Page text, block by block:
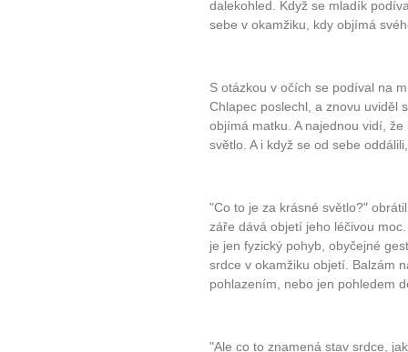
dalekohled. Když se mladík
sebe v okamžiku, kdy objímá
S otázkou v očích se podíval na
Chlapec poslechl, a znovu uviděl
objímá matku. A najednou vidí,
světlo. A i když se od sebe
"Co to je za krásné světlo?"
záře dává objetí jeho léčivou
je jen fyzický pohyb, obyčejné
srdce v okamžiku objetí. Balzám
pohlazením, nebo jen pohledem
"Ale co to znamená stav srdce,